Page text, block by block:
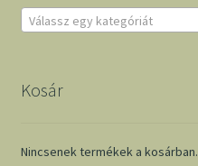
Válassz egy kategóriát
Kosár
Nincsenek termékek a kosárban.